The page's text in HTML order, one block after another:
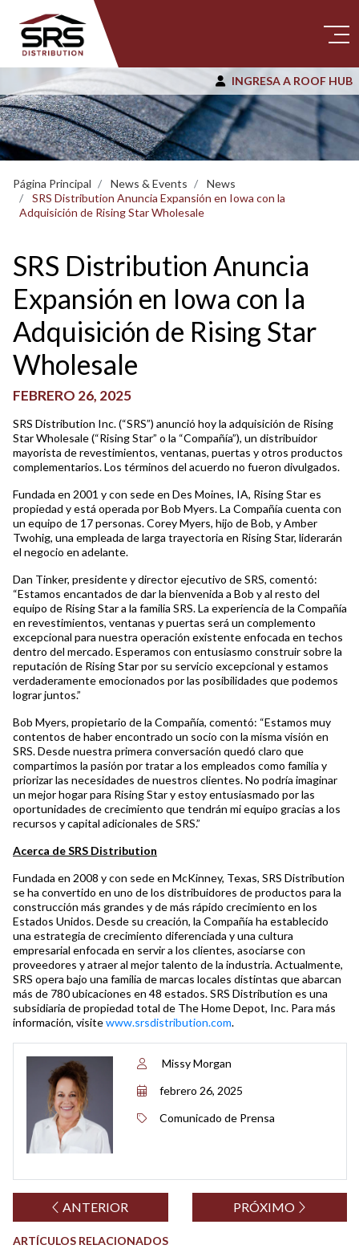
INGRESA A ROOF HUB
Página Principal News & Events
News
SRS Distribution Anuncia Expansión en Iowa con la
Adquisición de Rising Star Wholesale
SRS Distribution Anuncia
Expansión en Iowa con la
Adquisición de Rising Star
Wholesale
FEBRERO 26, 2025
SRS Distribution Inc. (“SRS”) anunció hoy la adquisición de Rising
Star Wholesale (“Rising Star” o la “Compañía”), un distribuidor
mayorista de revestimientos, ventanas, puertas y otros productos
complementarios. Los términos del acuerdo no fueron divulgados.
Fundada en 2001 y con sede en Des Moines, IA, Rising Star es
propiedad y está operada por Bob Myers. La Compañía cuenta con
un equipo de 17 personas. Corey Myers, hijo de Bob, y Amber
Twohig, una empleada de larga trayectoria en Rising Star, liderarán
el negocio en adelante.
Dan Tinker, presidente y director ejecutivo de SRS, comentó:
“Estamos encantados de dar la bienvenida a Bob y al resto del
equipo de Rising Star a la familia SRS. La experiencia de la Compañía
en revestimientos, ventanas y puertas será un complemento
excepcional para nuestra operación existente enfocada en techos
dentro del mercado. Esperamos con entusiasmo construir sobre la
reputación de Rising Star por su servicio excepcional y estamos
verdaderamente emocionados por las posibilidades que podemos
lograr juntos.”
Bob Myers, propietario de la Compañía, comentó: “Estamos muy
contentos de haber encontrado un socio con la misma visión en
SRS. Desde nuestra primera conversación quedó claro que
compartimos la pasión por tratar a los empleados como familia y
priorizar las necesidades de nuestros clientes. No podría imaginar
un mejor hogar para Rising Star y estoy entusiasmado por las
oportunidades de crecimiento que tendrán mi equipo gracias a los
recursos y capital adicionales de SRS.”
Acerca de SRS Distribution
Fundada en 2008 y con sede en McKinney, Texas, SRS Distribution
se ha convertido en uno de los distribuidores de productos para la
construcción más grandes y de más rápido crecimiento en los
Estados Unidos. Desde su creación, la Compañía ha establecido
una estrategia de crecimiento diferenciada y una cultura
empresarial enfocada en servir a los clientes, asociarse con
proveedores y atraer al mejor talento de la industria. Actualmente,
SRS opera bajo una familia de marcas locales distintas que abarcan
más de 780 ubicaciones en 48 estados. SRS Distribution es una
subsidiaria de propiedad total de The Home Depot, Inc. Para más
información, visitewww.srsdistribution.com.
Missy Morgan
febrero 26, 2025
Comunicado de Prensa
ANTERIOR PRÓXIMO
ARTÍCULOS RELACIONADOS